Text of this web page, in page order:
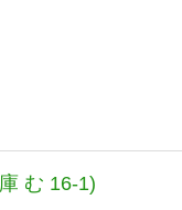
む 16-1)